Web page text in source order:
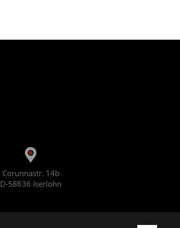
Corunnastr. 14b
D-58636 Iserlohn